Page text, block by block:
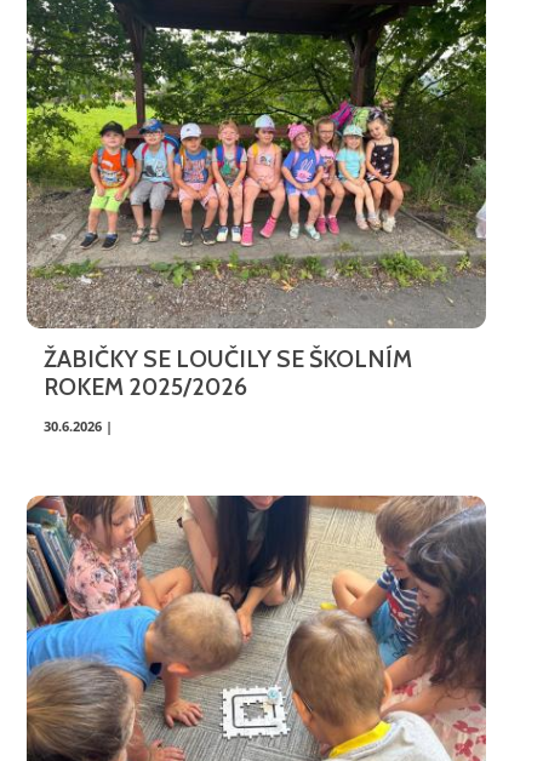
ŽABIČKY SE LOUČILY SE ŠKOLNÍM
ROKEM 2025/2026
30.6.2026 |